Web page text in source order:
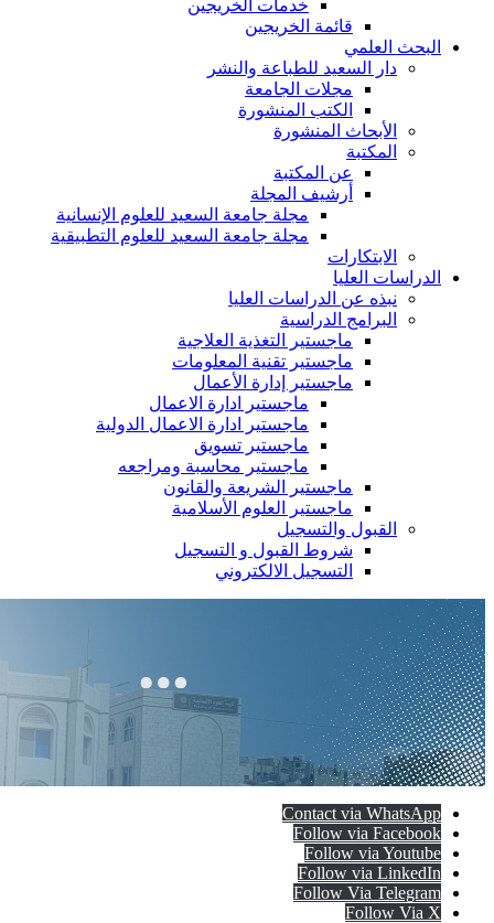
خدمات الخريجين
قائمة الخريجين
البحث العلمي
دار السعيد للطباعة والنشر
مجلات الجامعة
الكتب المنشورة
الأبحاث المنشورة
المكتبة
عن المكتبة
أرشيف المجلة
مجلة جامعة السعيد للعلوم الإنسانية
مجلة جامعة السعيد للعلوم التطبيقية
الابتكارات
الدراسات العليا
نبذه عن الدراسات العليا
البرامج الدراسية
ماجستير التغذية العلاجية
ماجستير تقنية المعلومات
ماجستير إدارة الأعمال
ماجستير ادارة الاعمال
ماجستير ادارة الاعمال الدولية
ماجستير تسويق
ماجستير محاسبة ومراجعه
ماجستير الشريعة والقانون
ماجستير العلوم الأسلامية
القبول والتسجيل
شروط القبول و التسجيل
التسجيل الالكتروني
Contact via WhatsApp
Follow via Facebook
Follow via Youtube
Follow via LinkedIn
Follow Via Telegram
Follow Via X